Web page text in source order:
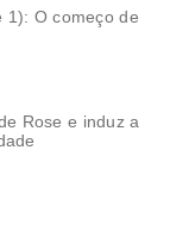
1): O começo de
Rose e induz a